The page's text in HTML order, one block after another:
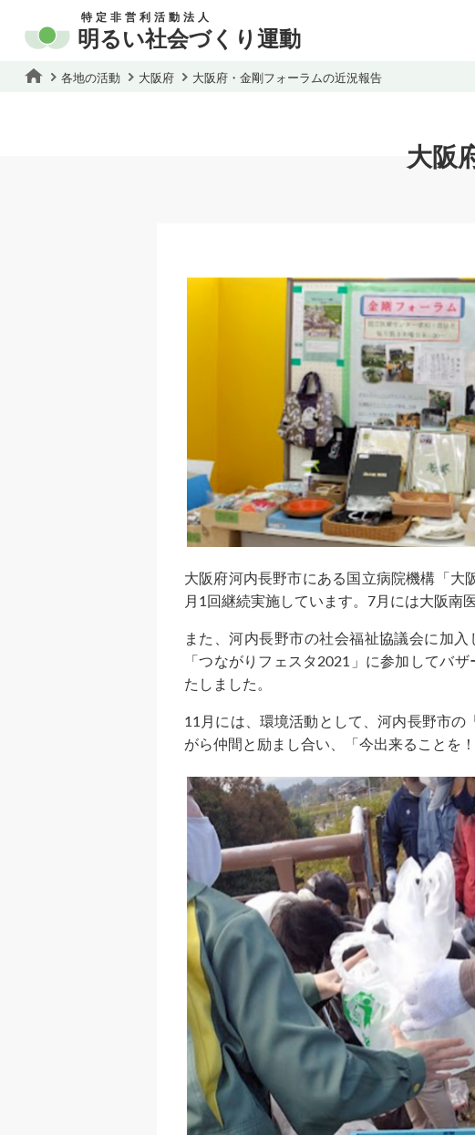
特定非営利活動法人
明るい社会づくり運動
各地の活動 大阪府 大阪府・金剛フォーラムの近況報告
大阪
大阪府河内長野市にある国立病院機構「
月1回継続実施しています。7月には大阪南
また、河内長野市の社会福祉協議会に加
「つながりフェスタ2021」に参加してバ
たしました。
11月には、環境活動として、河内長野市
がら仲間と励まし合い、「今出来ることを